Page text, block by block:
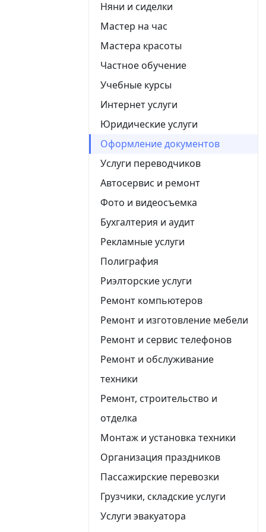
Няни и сиделки
Мастер на час
Мастера красоты
Частное обучение
Учебные курсы
Интернет услуги
Юридические услуги
Оформление документов
Услуги переводчиков
Автосервис и ремонт
Фото и видеосъемка
Бухгалтерия и аудит
Рекламные услуги
Полиграфия
Риэлторские услуги
Ремонт компьютеров
Ремонт и изготовление мебели
Ремонт и сервис телефонов
Ремонт и обслуживание
техники
Ремонт, строительство и
отделка
Монтаж и установка техники
Организация праздников
Пассажирские перевозки
Грузчики, складские услуги
Услуги эвакуатора